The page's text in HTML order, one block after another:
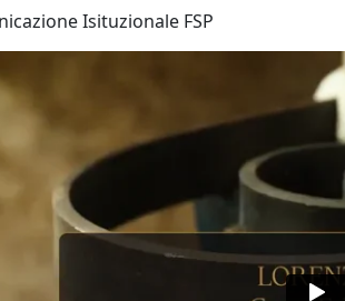
Isituzionale FSP